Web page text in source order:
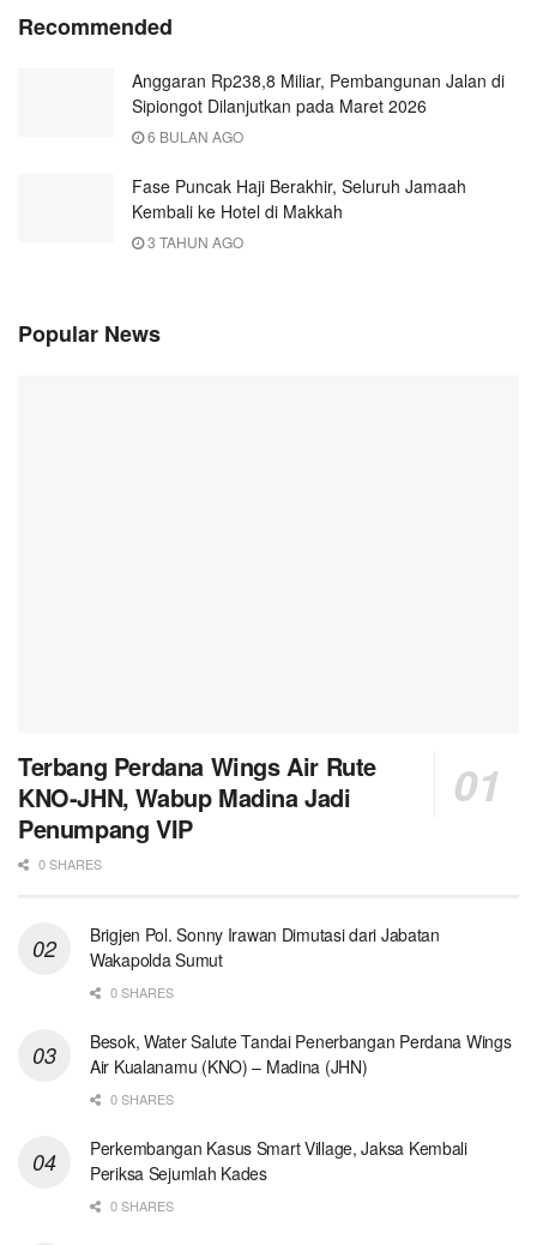
Recommended
Anggaran Rp238,8 Miliar, Pembangunan Jalan di
Sipiongot Dilanjutkan pada Maret 2026
6 BULAN AGO
Fase Puncak Haji Berakhir, Seluruh Jamaah
Kembali ke Hotel di Makkah
3 TAHUN AGO
Popular News
Terbang Perdana Wings Air Rute
KNO-JHN, Wabup Madina Jadi
Penumpang VIP
0 SHARES
Brigjen Pol. Sonny Irawan Dimutasi dari Jabatan
Wakapolda Sumut
0 SHARES
Besok, Water Salute Tandai Penerbangan Perdana Wings
Air Kualanamu (KNO) – Madina (JHN)
0 SHARES
Perkembangan Kasus Smart Village, Jaksa Kembali
Periksa Sejumlah Kades
0 SHARES